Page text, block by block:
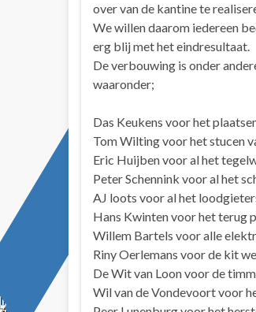
over van de kantine te
We willen daarom iedereen
erg blij met het eindresultaat.
De verbouwing is onder
waaronder;
Das Keukens voor het
Tom Wilting voor het stucen
Eric Huijben voor al het
Peter Schennink voor al het
AJ loots voor al het
Hans Kwinten voor het terug
Willem Bartels voor alle
Riny Oerlemans voor de kit
De Wit van Loon voor de
Wil van de Vondevoort voor